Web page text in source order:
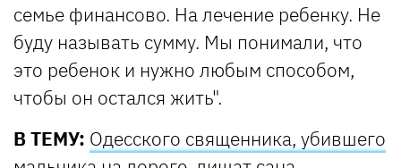
семье финансово. На лечение ребенку. Не
буду называть сумму. Мы понимали, что
это ребенок и нужно любым способом,
чтобы он остался жить".
В ТЕМУ: Одесского священника, убившего